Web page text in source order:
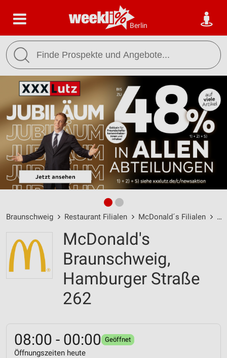
Berlin
Braunschweig Restaurant Filialen McDonald´s Filialen
McDonald's
Braunschweig,
Hamburger Straße
262
08:00 - 00:00 Geöffnet
Öffnungszeiten heute